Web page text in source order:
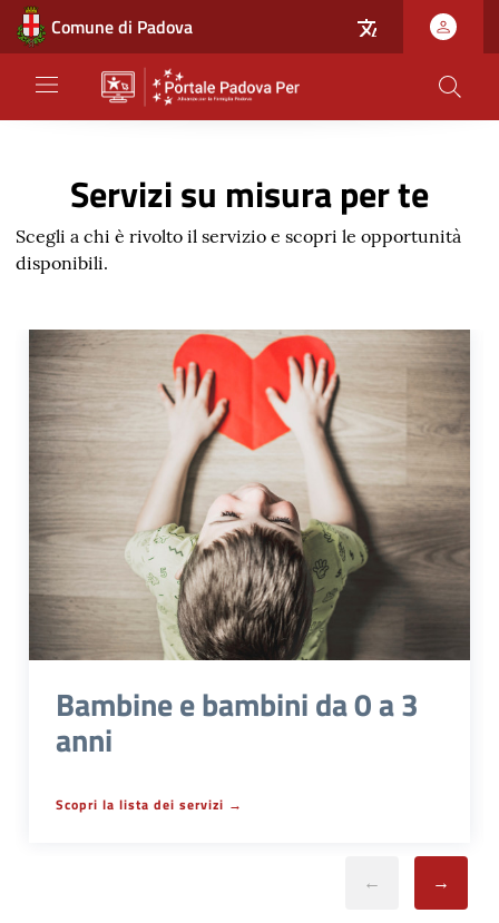
contenuto
principale
Comune di Padova
Servizi su misura per te
Scegli a chi è rivolto il servizio e scopri le opportunità
disponibili.
Bambine e bambini da 0 a 3
anni
Scopri la lista dei servizi